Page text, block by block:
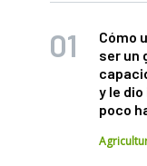
Cómo
ser un
y le
poco